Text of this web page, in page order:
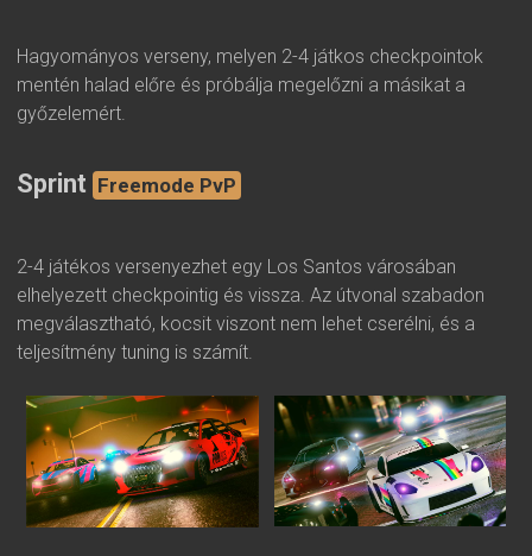
Hagyományos verseny, melyen 2-4 játkos checkpointok
mentén halad előre és próbálja megelőzni a másikat a
győzelemért.
Sprint Freemode PvP
2-4 játékos versenyezhet egy Los Santos városában
elhelyezett checkpointig és vissza. Az útvonal szabadon
megválasztható, kocsit viszont nem lehet cserélni, és a
teljesítmény tuning is számít.